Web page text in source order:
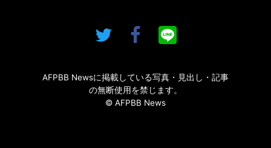
AFPBB Newsに掲載している写真・見出し・記事
の無断使用を禁じます。
© AFPBB News